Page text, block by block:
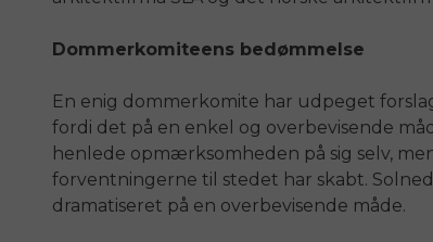
Dommerkomiteens bedømmelse
En enig dommerkomite har udpeget
fordi det på en enkel og overbevisende
henlede opmærksomheden på sig selv,
forventningerne til stedet har skabt.
dramatiseret på en overbevisende måde.